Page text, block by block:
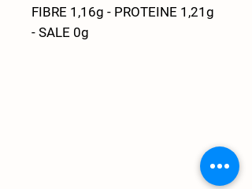
FIBRE 1,16g - PROTEINE 1,21g
- SALE 0g